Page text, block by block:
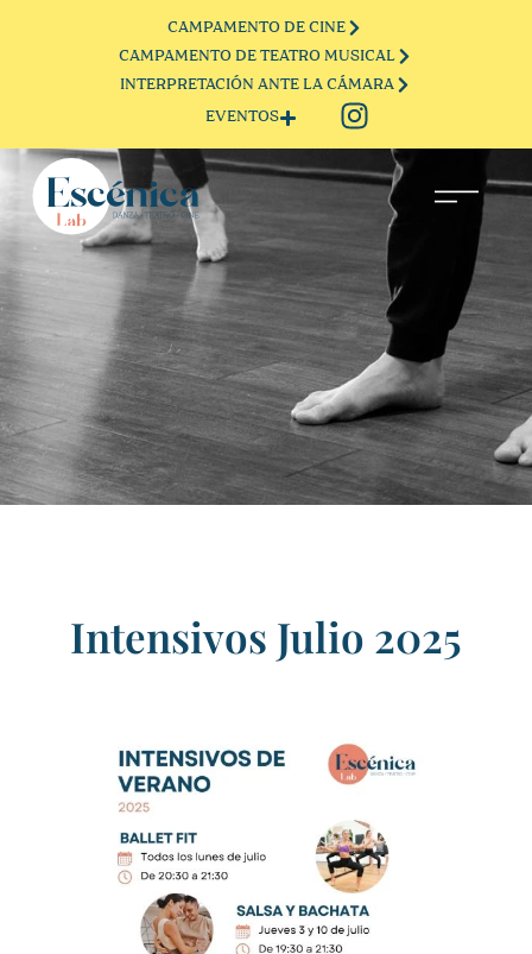
CAMPAMENTO DE CINE
CAMPAMENTO DE TEATRO MUSICAL
INTERPRETACIÓN ANTE LA CÁMARA
EVENTOS
Intensivos Julio 2025